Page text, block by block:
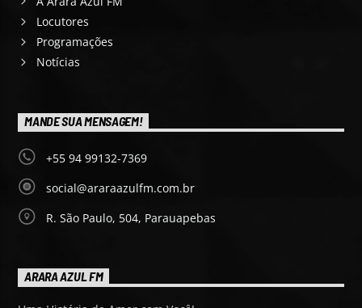
Locutores
Programações
Notícias
MANDE SUA MENSAGEM!
+55 94 99132-7369
social@araraazulfm.com.br
R. São Paulo, 504, Parauapebas
ARARA AZUL FM